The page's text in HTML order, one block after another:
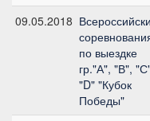
09.05.2018
по выездке
гр."А", "В",
"D" "Кубок
Победы"